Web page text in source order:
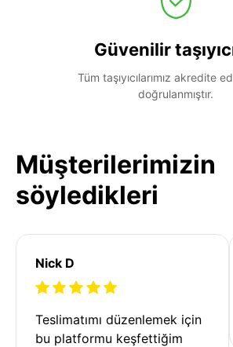
Güvenilir
Tüm taşıyıcılarımız akredite
doğrulanmıştır.
Müşterilerimizin
söyledikleri
Nick D
Teslimatımı düzenlemek için
bu platformu keşfettiğim